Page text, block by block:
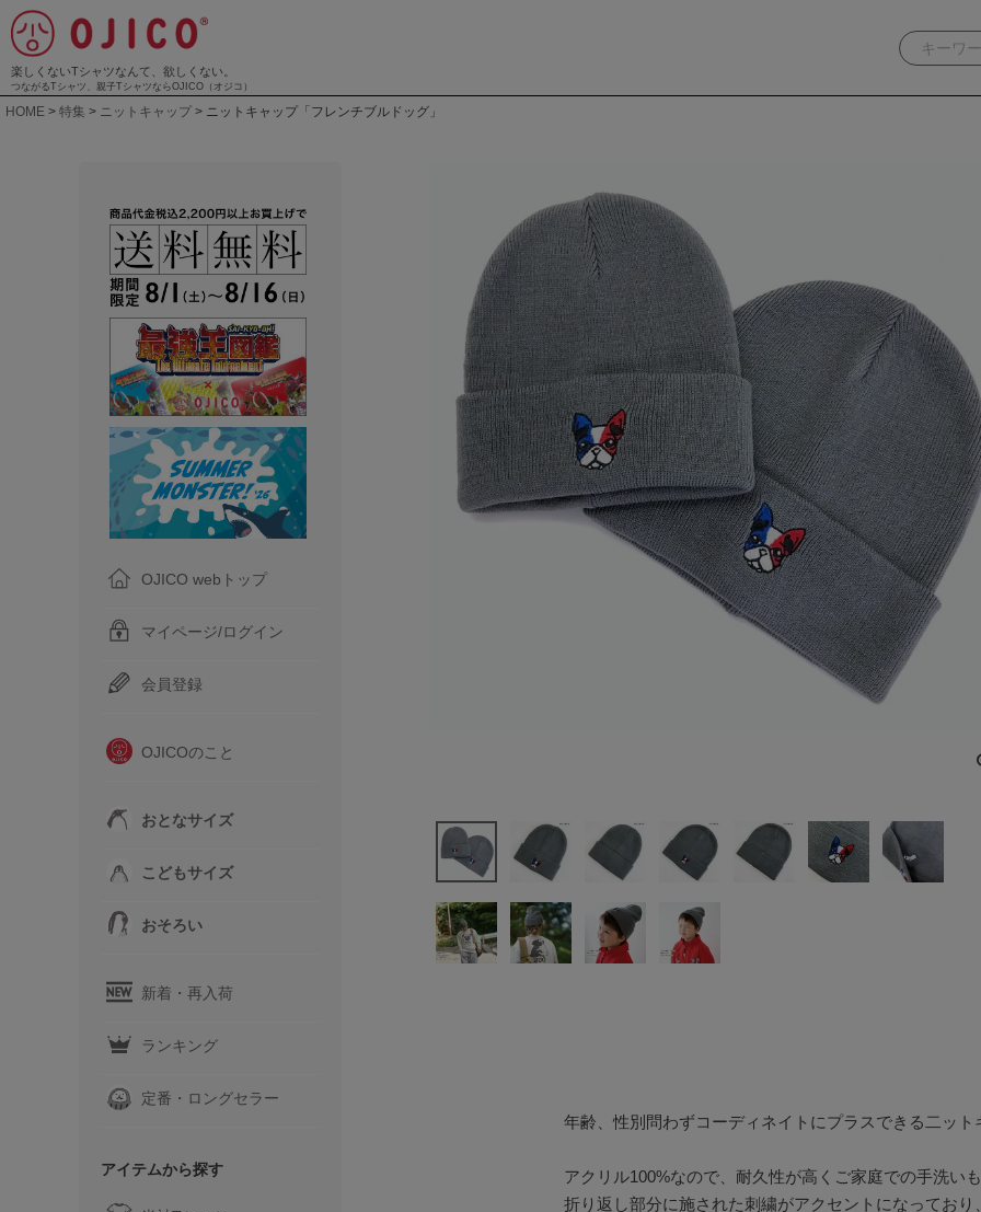
楽しくないTシャツなんて、欲しくない。
つながるTシャツ、親子TシャツならOJICO（オジコ）
HOME 特集 ニットキャップ ニットキャップ「フレンチブルドッグ」
OJICO webトップ
マイページ/ログイン
会員登録
OJICOのこと
おとなサイズ
こどもサイズ
おそろい
新着・再入荷
ランキング
定番・ロングセラー
アイテムから探す
年齢、性別問わずコーディネイトにプラスできる二ット
アクリル100%なので、耐久性が高くご家庭での手洗い
折り返し部分に施された刺繍がアクセントになってお